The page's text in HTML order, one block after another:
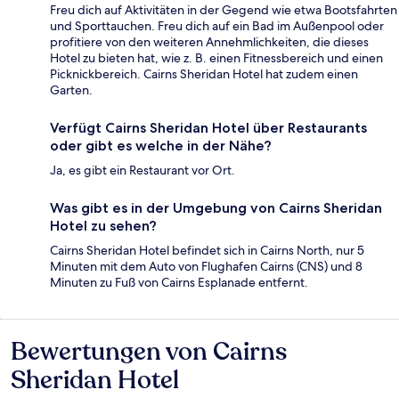
Freu dich auf Aktivitäten in der Gegend wie etwa Bootsfahrten
und Sporttauchen. Freu dich auf ein Bad im Außenpool oder
profitiere von den weiteren Annehmlichkeiten, die dieses
Hotel zu bieten hat, wie z. B. einen Fitnessbereich und einen
Picknickbereich. Cairns Sheridan Hotel hat zudem einen
Garten.
Verfügt Cairns Sheridan Hotel über Restaurants
oder gibt es welche in der Nähe?
Ja, es gibt ein Restaurant vor Ort.
Was gibt es in der Umgebung von Cairns Sheridan
Hotel zu sehen?
Cairns Sheridan Hotel befindet sich in Cairns North, nur 5
Minuten mit dem Auto von Flughafen Cairns (CNS) und 8
Minuten zu Fuß von Cairns Esplanade entfernt.
Bewertungen
Bewertungen von Cairns
Sheridan Hotel